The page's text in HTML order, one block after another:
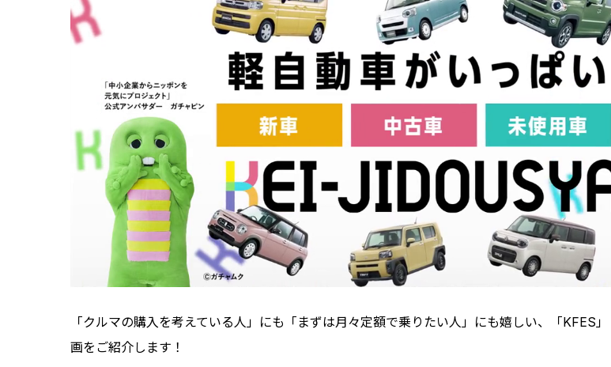
「クルマの購入を考えている人」にも「まずは月々定額で乗りたい人」にも嬉しい、「KFES
画をご紹介します！